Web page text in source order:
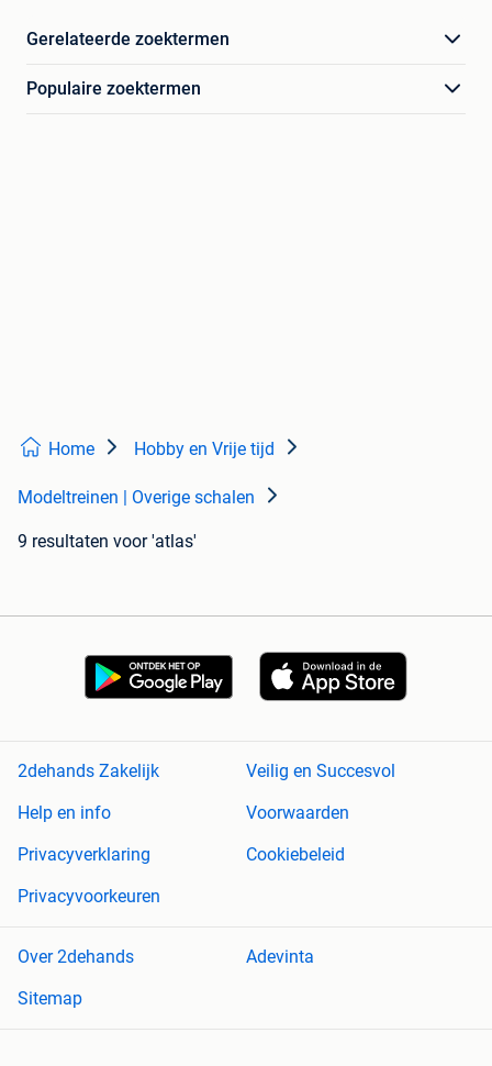
Gerelateerde zoektermen
Populaire zoektermen
Home Hobby en Vrije tijd
Modeltreinen | Overige schalen
9 resultaten voor 'atlas'
2dehands Zakelijk
Veilig en Succesvol
Help en info
Voorwaarden
Privacyverklaring
Cookiebeleid
Privacyvoorkeuren
Over 2dehands
Adevinta
Sitemap